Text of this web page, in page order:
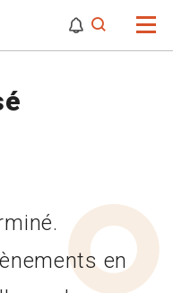
en